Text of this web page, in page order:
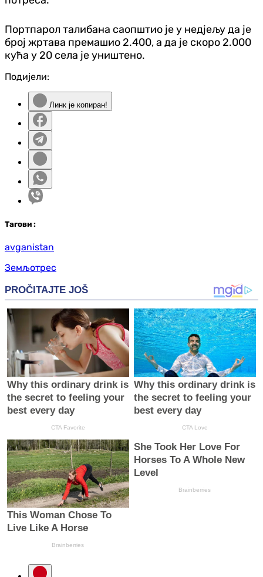
Портпарол талибана саопштио је у недјељу да је
број жртава премашио 2.400, а да је скоро 2.000
кућа у 20 села је уништено.
Подијели:
Линк је копиран!
Тагови :
avganistan
Земљотрес